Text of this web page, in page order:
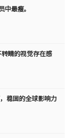
中最瘦。
转睛的视觉存在感
稳固的全球影响力